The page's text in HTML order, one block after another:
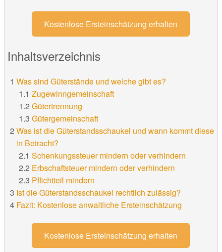
Kostenlose Ersteinschätzung erhalten
Inhaltsverzeichnis
Was sind Güterstände und welche gibt es?
Zugewinngemeinschaft
Gütertrennung
Gütergemeinschaft
Was ist die Güterstandsschaukel und wann kommt diese
in Betracht?
Schenkungssteuer mindern oder verhindern
Erbschaftsteuer mindern oder verhindern
Pflichtteil mindern
Ist die Güterstandsschaukel rechtlich zulässig?
Fazit: Kostenlose anwaltliche Ersteinschätzung
Kostenlose Ersteinschätzung erhalten